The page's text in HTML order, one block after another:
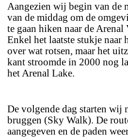
Aangezien wij begin van de
van de middag om de
te gaan hiken naar de Arenal
Enkel het laatste stukje naar
over wat rotsen, maar het
kant stroomde in 2000 nog
het Arenal Lake.
De volgende dag starten wij
bruggen (Sky Walk). De
aangegeven en de paden